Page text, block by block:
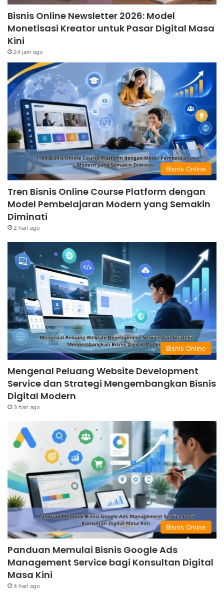
Bisnis Online Newsletter 2026: Model
Monetisasi Kreator untuk Pasar Digital Masa
Kini
24 jam ago
Bisnis Online
Tren Bisnis Online Course Platform dengan
Model Pembelajaran Modern yang Semakin
Diminati
2 hari ago
Bisnis Online
Mengenal Peluang Website Development
Service dan Strategi Mengembangkan Bisnis
Digital Modern
3 hari ago
Bisnis Online
Panduan Memulai Bisnis Google Ads
Management Service bagi Konsultan Digital
Masa Kini
4 hari ago